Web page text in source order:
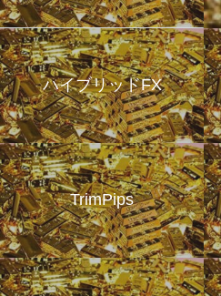
ハイブリッドFX
TrimPips